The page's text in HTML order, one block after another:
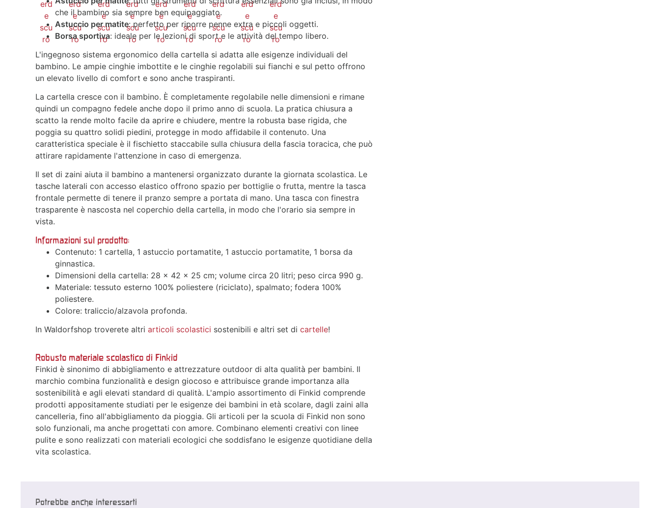
che il bambino sia sempre ben equipaggiato.
Astuccio per matite: perfetto per riporre penne extra e piccoli oggetti.
Borsa sportiva: ideale per le lezioni di sport e le attività del tempo libero.
L'ingegnoso sistema ergonomico della cartella si adatta alle esigenze individuali del
bambino. Le ampie cinghie imbottite e le cinghie regolabili sui fianchi e sul petto offrono
un elevato livello di comfort e sono anche traspiranti.
La cartella cresce con il bambino. È completamente regolabile nelle dimensioni e rimane
quindi un compagno fedele anche dopo il primo anno di scuola. La pratica chiusura a
scatto la rende molto facile da aprire e chiudere, mentre la robusta base rigida, che
poggia su quattro solidi piedini, protegge in modo affidabile il contenuto. Una
caratteristica speciale è il fischietto staccabile sulla chiusura della fascia toracica, che può
attirare rapidamente l'attenzione in caso di emergenza.
Il set di zaini aiuta il bambino a mantenersi organizzato durante la giornata scolastica. Le
tasche laterali con accesso elastico offrono spazio per bottiglie o frutta, mentre la tasca
frontale permette di tenere il pranzo sempre a portata di mano. Una tasca con finestra
trasparente è nascosta nel coperchio della cartella, in modo che l'orario sia sempre in
vista.
Informazioni sul prodotto:
Contenuto: 1 cartella, 1 astuccio portamatite, 1 astuccio portamatite, 1 borsa da
ginnastica.
Dimensioni della cartella: 28 x 42 x 25 cm; volume circa 20 litri; peso circa 990 g.
Materiale: tessuto esterno 100% poliestere (riciclato), spalmato; fodera 100%
poliestere.
Colore: traliccio/alzavola profonda.
In Waldorfshop troverete altri articoli scolastici sostenibili e altri set di cartelle!
Robusto materiale scolastico di Finkid
Finkid è sinonimo di abbigliamento e attrezzature outdoor di alta qualità per bambini. Il
marchio combina funzionalità e design giocoso e attribuisce grande importanza alla
sostenibilità e agli elevati standard di qualità. L'ampio assortimento di Finkid comprende
prodotti appositamente studiati per le esigenze dei bambini in età scolare, dagli zaini alla
cancelleria, fino all'abbigliamento da pioggia. Gli articoli per la scuola di Finkid non sono
solo funzionali, ma anche progettati con amore. Combinano elementi creativi con linee
pulite e sono realizzati con materiali ecologici che soddisfano le esigenze quotidiane della
vita scolastica.
Potrebbe anche interessarti